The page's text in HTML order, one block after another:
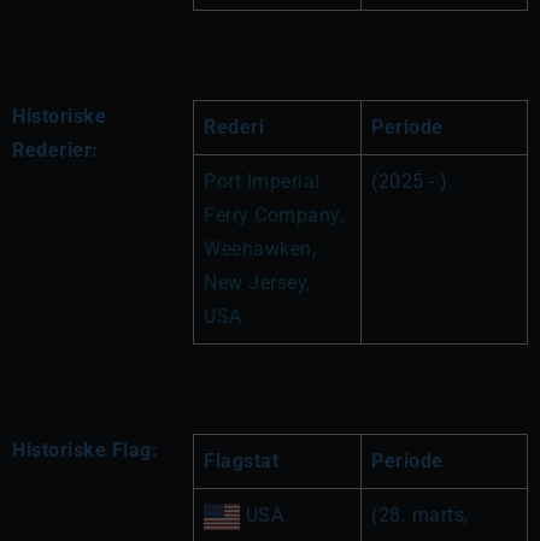
Historiske
Rederier:
Rederi Periode
Port Imperial
Ferry Company,
Weehawken,
New Jersey,
USA
(2025 - )
Historiske Flag: Flagstat Periode
USA
(28. marts,